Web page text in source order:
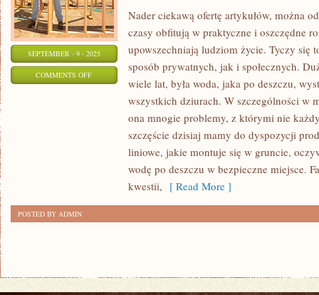
SEPTEMBER - 9 - 2025
COMMENTS OFFON
Nader ciekawą ofertę artykułów, można
czasy obfitują w praktyczne i oszczędne
upowszechniają ludziom życie. Tyczy się
sposób prywatnych, jak i społecznych.
wiele lat, była woda, jaka po deszczu,
wszystkich dziurach. W szczególności w
ona mnogie problemy, z którymi nie
szczęście dzisiaj mamy do dyspozycji
liniowe, jakie montuje się w gruncie,
wodę po deszczu w bezpieczne miejsce.
kwestii, [ Read More ]
POSTED BY ADMIN